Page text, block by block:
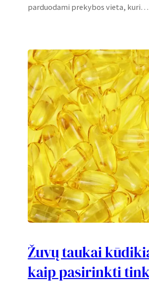
parduodami prekybos vieta, kuri…
Žuvų taukai
kaip pasirinkti